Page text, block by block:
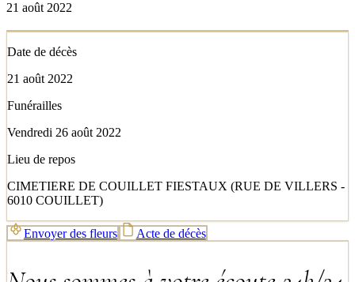
21 août 2022
Date de décès
21 août 2022
Funérailles
Vendredi 26 août 2022
Lieu de repos
CIMETIERE DE COUILLET FIESTAUX (RUE DE VILLERS -
6010 COUILLET)
Envoyer des fleurs Acte de décès